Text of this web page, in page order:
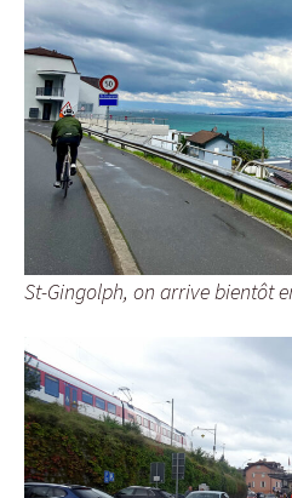
St-Gingolph, on arrive bientôt